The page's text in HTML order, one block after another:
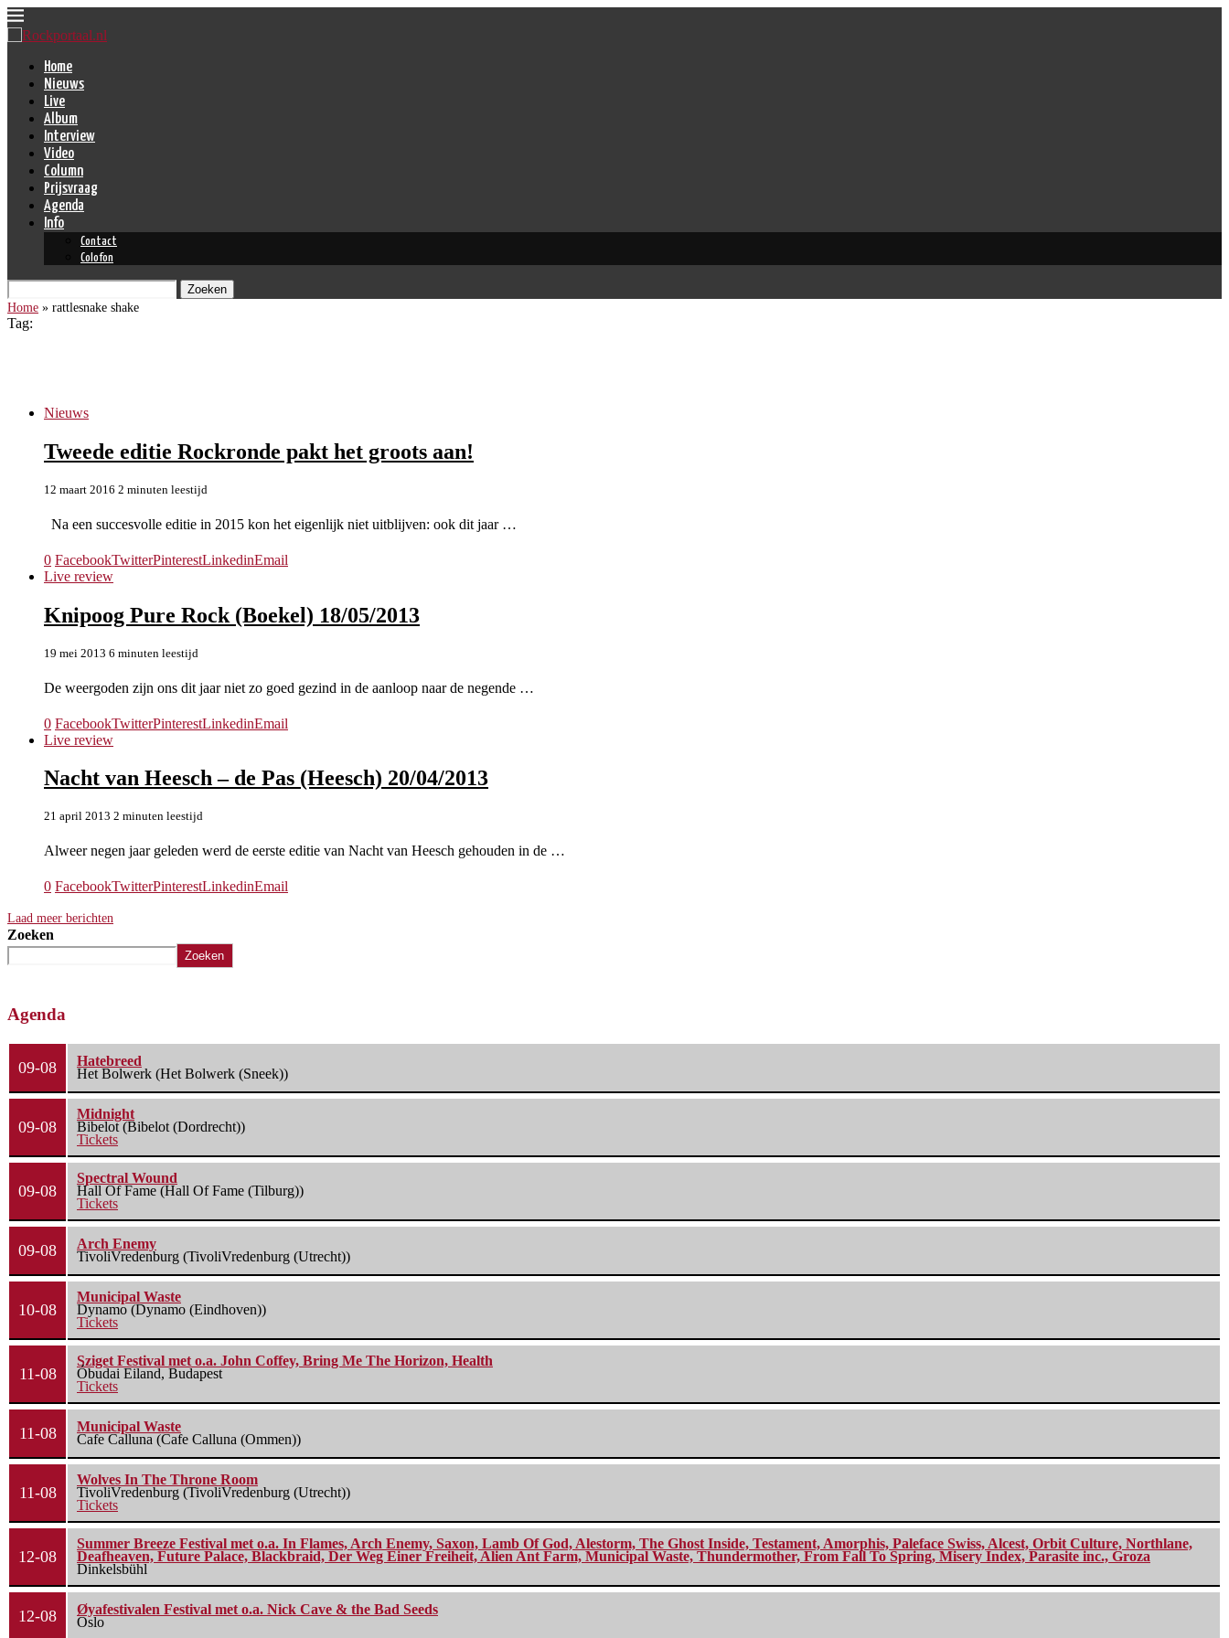
Home
Nieuws
Live
Album
Interview
Video
Column
Prijsvraag
Agenda
Info
Contact
Colofon
Zoeken
Home » rattlesnake shake
Tag:
Nieuws
Tweede editie Rockronde pakt het groots aan!
12 maart 2016 2 minuten leestijd
Na een succesvolle editie in 2015 kon het eigenlijk niet uitblijven: ook dit jaar …
0 FacebookTwitterPinterestLinkedinEmail
Live review
Knipoog Pure Rock (Boekel) 18/05/2013
19 mei 2013 6 minuten leestijd
De weergoden zijn ons dit jaar niet zo goed gezind in de aanloop naar de negende …
0 FacebookTwitterPinterestLinkedinEmail
Live review
Nacht van Heesch – de Pas (Heesch) 20/04/2013
21 april 2013 2 minuten leestijd
Alweer negen jaar geleden werd de eerste editie van Nacht van Heesch gehouden in de …
0 FacebookTwitterPinterestLinkedinEmail
Laad meer berichten
Zoeken
Zoeken
Agenda
09-08
Hatebreed
Het Bolwerk (Het Bolwerk (Sneek))
09-08
Midnight
Bibelot (Bibelot (Dordrecht))
Tickets
09-08
Spectral Wound
Hall Of Fame (Hall Of Fame (Tilburg))
Tickets
09-08
Arch Enemy
TivoliVredenburg (TivoliVredenburg (Utrecht))
10-08
Municipal Waste
Dynamo (Dynamo (Eindhoven))
Tickets
11-08
Sziget Festival met o.a. John Coffey, Bring Me The Horizon, Health
Óbudai Eiland, Budapest
Tickets
11-08
Municipal Waste
Cafe Calluna (Cafe Calluna (Ommen))
11-08
Wolves In The Throne Room
TivoliVredenburg (TivoliVredenburg (Utrecht))
Tickets
12-08
Summer Breeze Festival met o.a. In Flames, Arch Enemy, Saxon, Lamb Of God, Alestorm, The Ghost Inside, Testament, Amorphis, Paleface Swiss, Alcest, Orbit Culture, Northlane,
Deafheaven, Future Palace, Blackbraid, Der Weg Einer Freiheit, Alien Ant Farm, Municipal Waste, Thundermother, From Fall To Spring, Misery Index, Parasite inc., Groza
Dinkelsbühl
12-08
Øyafestivalen Festival met o.a. Nick Cave & the Bad Seeds
Oslo